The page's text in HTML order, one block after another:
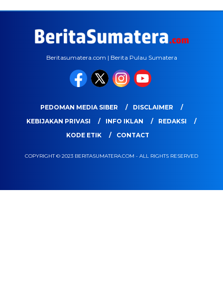
Beritasumatera.com | Berita Pulau Sumatera
PEDOMAN MEDIA SIBER
DISCLAIMER
KEBIJAKAN PRIVASI
INFO IKLAN
REDAKSI
KODE ETIK
CONTACT
COPYRIGHT © 2023 BERITASUMATERA.COM - ALL RIGHTS RESERVED